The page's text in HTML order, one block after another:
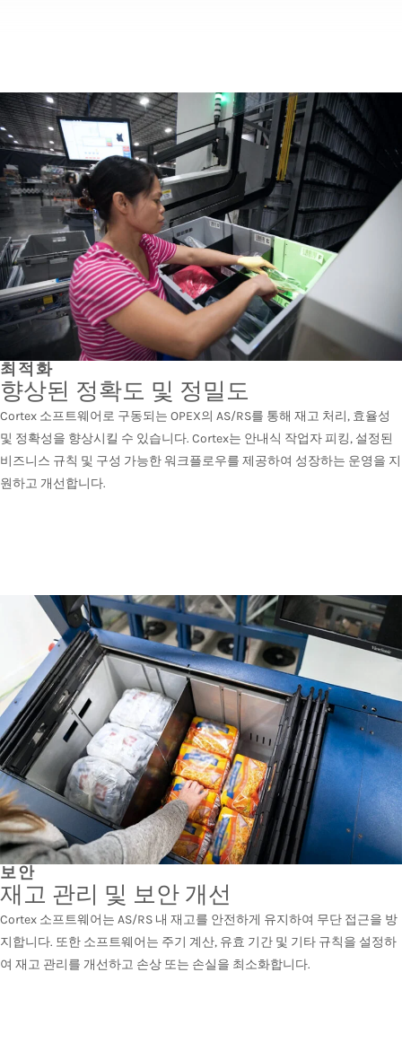
최적화
향상된 정확도 및 정밀도
Cortex 소프트웨어로 구동되는 OPEX의 AS/RS를 통해 재고 처리, 효율성
및 정확성을 향상시킬 수 있습니다. Cortex는 안내식 작업자 피킹, 설정된
비즈니스 규칙 및 구성 가능한 워크플로우를 제공하여 성장하는 운영을 지
원하고 개선합니다.
보안
재고 관리 및 보안 개선
Cortex 소프트웨어는 AS/RS 내 재고를 안전하게 유지하여 무단 접근을 방
지합니다. 또한 소프트웨어는 주기 계산, 유효 기간 및 기타 규칙을 설정하
여 재고 관리를 개선하고 손상 또는 손실을 최소화합니다.